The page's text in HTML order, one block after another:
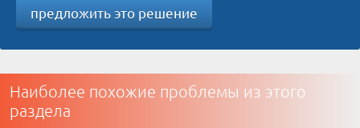
предложить это решение
Наиболее похожие проблемы из этого
раздела